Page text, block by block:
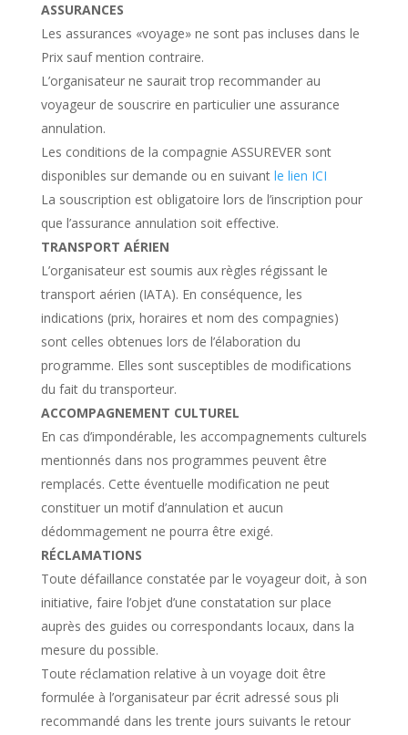
ASSURANCES
Les assurances «voyage» ne sont pas incluses dans le
Prix sauf mention contraire.
L’organisateur ne saurait trop recommander au
voyageur de souscrire en particulier une assurance
annulation.
Les conditions de la compagnie ASSUREVER sont
disponibles sur demande ou en suivant le lien ICI
La souscription est obligatoire lors de l’inscription pour
que l’assurance annulation soit effective.
TRANSPORT AÉRIEN
L’organisateur est soumis aux règles régissant le
transport aérien (IATA). En conséquence, les
indications (prix, horaires et nom des compagnies)
sont celles obtenues lors de l’élaboration du
programme. Elles sont susceptibles de modifications
du fait du transporteur.
ACCOMPAGNEMENT CULTUREL
En cas d’impondérable, les accompagnements culturels
mentionnés dans nos programmes peuvent être
remplacés. Cette éventuelle modification ne peut
constituer un motif d’annulation et aucun
dédommagement ne pourra être exigé.
RÉCLAMATIONS
Toute défaillance constatée par le voyageur doit, à son
initiative, faire l’objet d’une constatation sur place
auprès des guides ou correspondants locaux, dans la
mesure du possible.
Toute réclamation relative à un voyage doit être
formulée à l’organisateur par écrit adressé sous pli
recommandé dans les trente jours suivants le retour